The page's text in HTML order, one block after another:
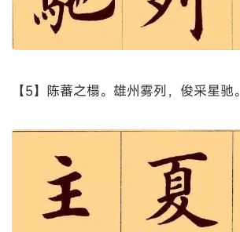
【5】陈蕃之榻。雄州雾列，俊采星驰。